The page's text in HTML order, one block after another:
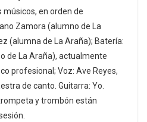
en orden de
Zamora (alumno de La
(alumna de La Araña); Batería:
de La Araña), actualmente
profesional; Voz: Ave Reyes,
de canto. Guitarra: Yo.
y trombón están